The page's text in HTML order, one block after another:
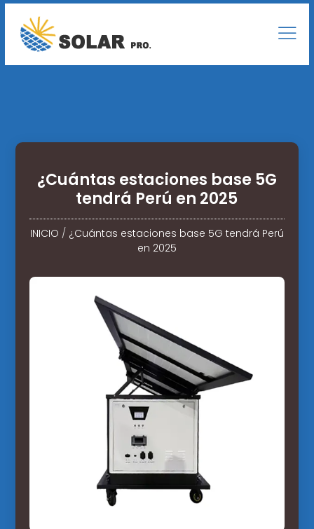
¿Cuántas estaciones base 5G
tendrá Perú en 2025
INICIO / ¿Cuántas estaciones base 5G tendrá Perú
en 2025